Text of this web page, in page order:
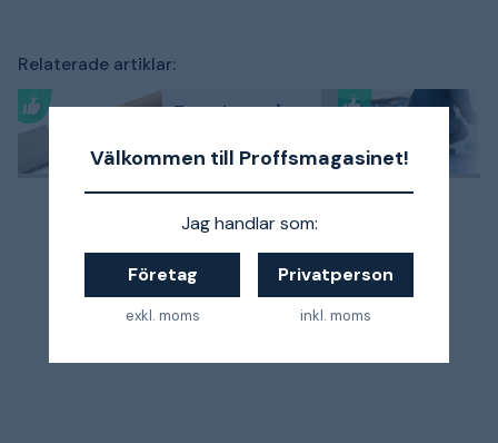
Välkommen till Proffsmagasinet!
Jag handlar som:
Företag
exkl. moms
Privatperson
inkl. moms
Relaterade artiklar:
Test: Japansåg
- 3 kundfavoriter
jämförda